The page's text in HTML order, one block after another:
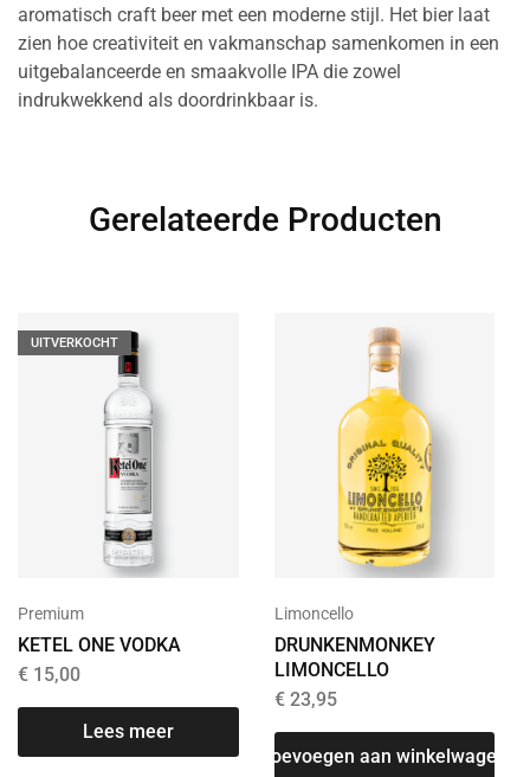
aromatisch craft beer met een moderne stijl. Het bier laat
zien hoe creativiteit en vakmanschap samenkomen in een
uitgebalanceerde en smaakvolle IPA die zowel
indrukwekkend als doordrinkbaar is.
Gerelateerde Producten
UITVERKOCHT
Premium
KETEL ONE VODKA
€ 15,00
Lees meer
Limoncello
DRUNKENMONKEY
LIMONCELLO
€23,95
Toevoegen aan winkelwagen